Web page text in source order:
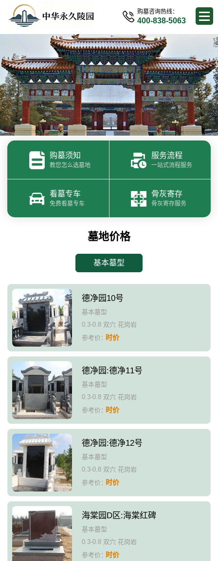
购墓咨询热线：
400-838-5063
购墓须知
教您怎么选墓地
服务流程
一站式流程服务
看墓专车
免费看墓专车
骨灰寄存
骨灰寄存服务
墓地价格
基本墓型
德净园10号
基本墓型
0.3-0.8 双穴 花岗岩
参考价：时价
德净园:德净11号
基本墓型
0.3-0.8 双穴 花岗岩
参考价：时价
德净园:德净12号
基本墓型
0.3-0.8 双穴 花岗岩
参考价：时价
海棠园D区:海棠红碑
基本墓型
0.3-0.8 双穴 花岗岩
参考价：时价